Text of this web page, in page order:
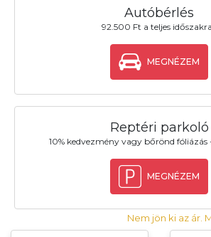
Autóbérlés
92.500 Ft a teljes időszakra
MEGNÉZEM
Reptéri parkoló
10% kedvezmény vagy bőrönd fóliázás
MEGNÉZEM
Nem jön ki az ár.